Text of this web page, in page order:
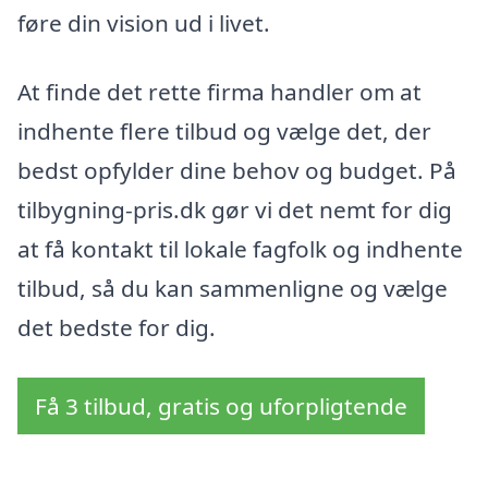
føre din vision ud i livet.
At finde det rette firma handler om at
indhente flere tilbud og vælge det, der
bedst opfylder dine behov og budget. På
tilbygning-pris.dk gør vi det nemt for dig
at få kontakt til lokale fagfolk og indhente
tilbud, så du kan sammenligne og vælge
det bedste for dig.
Få 3 tilbud, gratis og uforpligtende